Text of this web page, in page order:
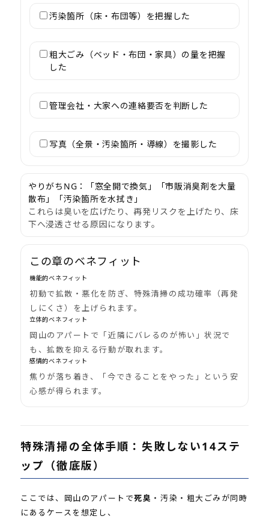
汚染箇所（床・布団等）を把握した
粗大ごみ（ベッド・布団・家具）の量を把握
した
管理会社・大家への連絡要否を判断した
写真（全景・汚染箇所・導線）を撮影した
やりがちNG：
「窓全開で換気」「市販消臭剤を大量
散布」「汚染箇所を水拭き」
これらは臭いを広げたり、再発リスクを上げたり、床
下へ浸透させる原因になります。
この章のベネフィット
機能的ベネフィット
初動で拡散・悪化を防ぎ、特殊清掃の成功確率（再発
しにくさ）を上げられます。
立体的ベネフィット
岡山のアパートで「近隣にバレるのが怖い」状況で
も、拡散を抑える行動が取れます。
感情的ベネフィット
焦りが落ち着き、「今できることをやった」という安
心感が得られます。
特殊清掃の全体手順：失敗しない14ステ
ップ（徹底版）
ここでは、岡山のアパートで死臭 ・汚染・粗大ごみが同時
にあるケースを想定し、